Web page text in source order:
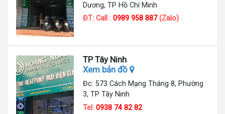
Dương, TP Hồ Chí Minh
ĐT: Call :0989 958 887(Zalo)
TP Tây Ninh
Xem bản đồ
Đc: 573 Cách Mạng Tháng 8, Phường
3, TP Tây Ninh
Tel:0938 74 82 82